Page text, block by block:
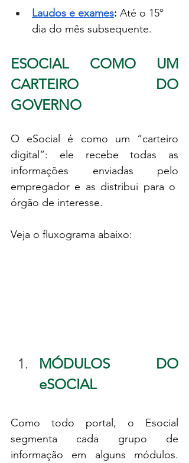
Laudos e exames: Até o 15º
dia do mês subsequente.
ESOCIAL COMO UM
CARTEIRO DO
GOVERNO
O eSocial é como um “carteiro
digital”: ele recebe todas as
informações enviadas pelo
empregador e as distribui para o
órgão de interesse.
Veja o fluxograma abaixo:
MÓDULOS DO
eSOCIAL
Como todo portal, o Esocial
segmenta cada grupo de
informação em alguns módulos.